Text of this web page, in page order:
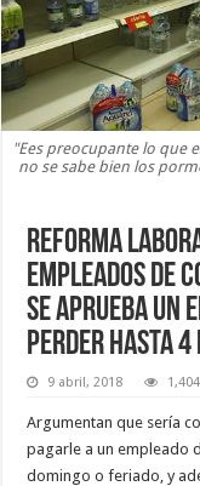
"Ees preocupante lo que
no se sabe bien los
Reforma
Empleados de
se aprueba un
perder hasta 4
9 abril, 2018
Argumentan que sería
pagarle a un empleado
domingo o feriado, y